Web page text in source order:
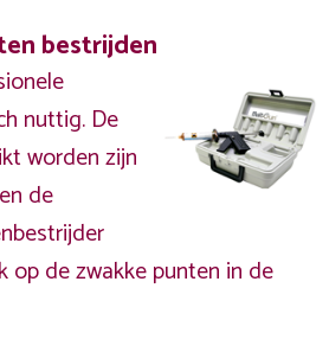
bestrijden
nuttig. De
worden zijn
de
op de zwakke punten in de